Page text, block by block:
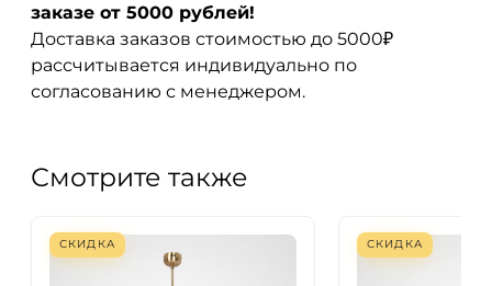
заказе от 5000 рублей!
Доставка заказов стоимостью до 5000₽
рассчитывается индивидуально по
согласованию с менеджером.
Смотрите также
СКИДКА СКИДКА